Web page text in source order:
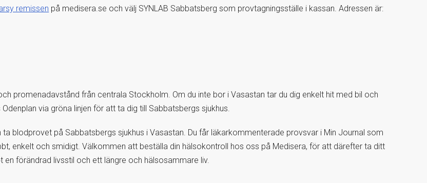
remissen på medisera.se och välj SYNLAB Sabbatsberg som provtagningsställe i kassan. Adressen är:
promenadavstånd från centrala Stockholm. Om du inte bor i Vasastan tar du dig enkelt hit med bil och
via gröna linjen för att ta dig till Sabbatsbergs sjukhus.
blodprovet på Sabbatsbergs sjukhus i Vasastan. Du får läkarkommenterade provsvar i Min Journal som
enkelt och smidigt. Välkommen att beställa din hälsokontroll hos oss på Medisera, för att därefter ta ditt
förändrad livsstil och ett längre och hälsosammare liv.